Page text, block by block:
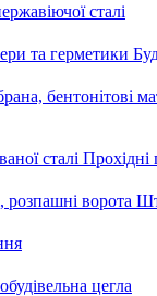
сталі
та герметики
бентонітові
сталі Прохідні
розпашні ворота
цегла